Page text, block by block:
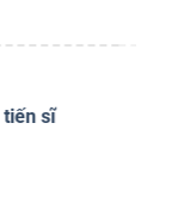
tiến sĩ